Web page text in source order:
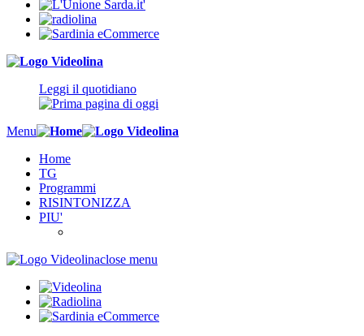
Leggi il quotidiano
Menu
Home
TG
Programmi
RISINTONIZZA
PIU'
close menu